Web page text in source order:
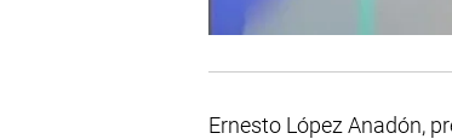
Ernesto López Anadón,